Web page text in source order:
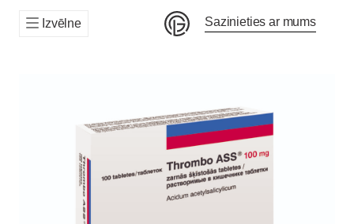
Izvēlne Sazinieties ar mums